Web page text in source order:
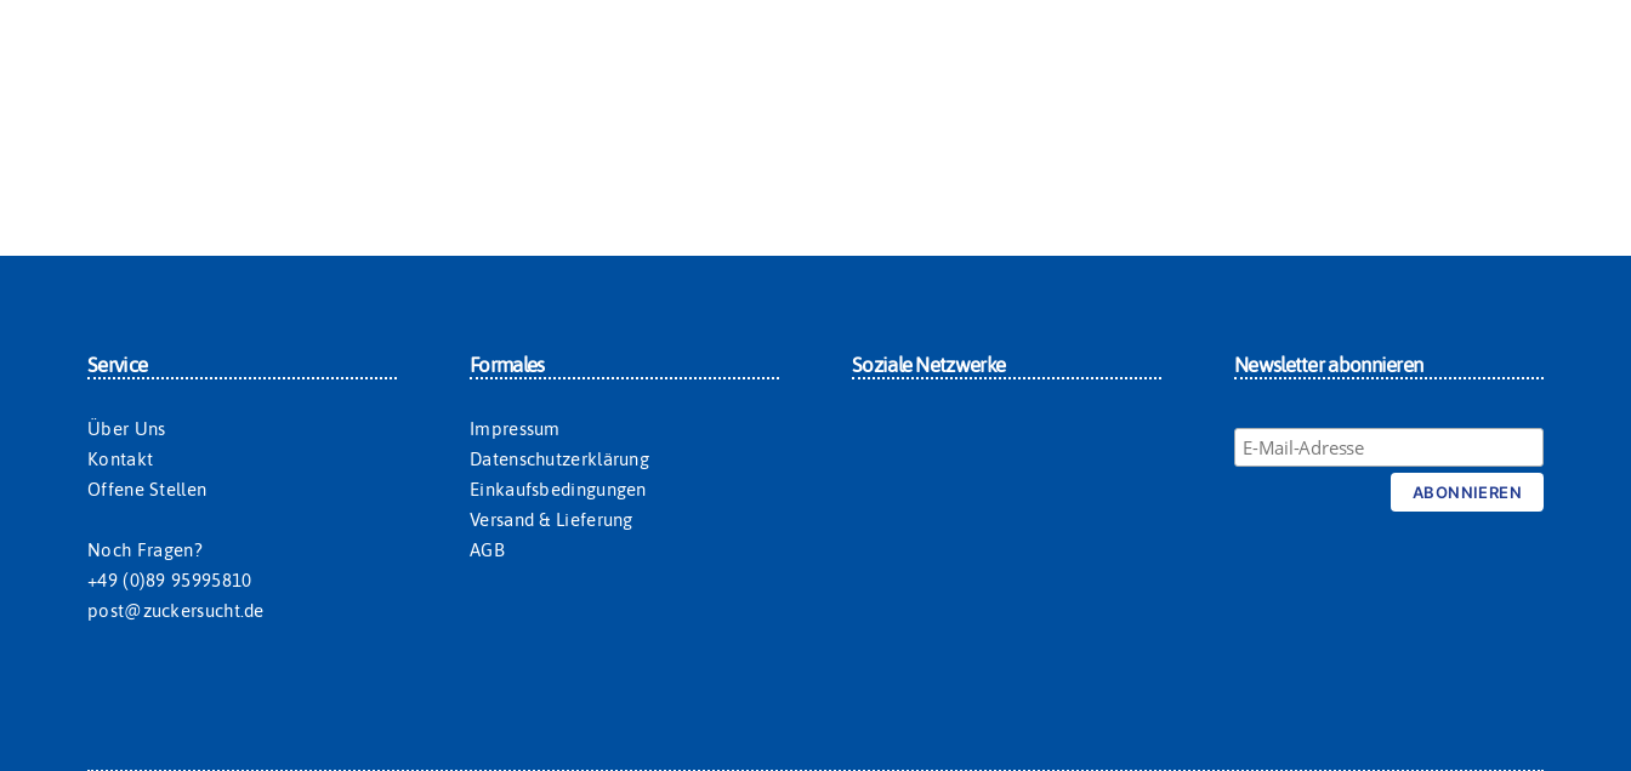
Service
Über Uns
Kontakt
Offene Stellen
Noch Fragen?
+49 (0)89 95995810
post@zuckersucht.de
Formales
Impressum
Datenschutzerklärung
Einkaufsbedingungen
Versand & Lieferung
AGB
Soziale Netzwerke Newsletter abonnieren